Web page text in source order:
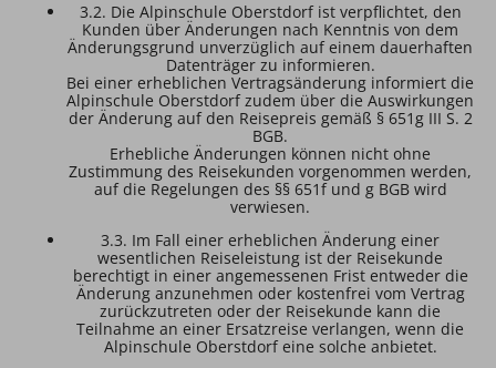
3.2. Die Alpinschule Oberstdorf ist verpflichtet, den
Kunden über Änderungen nach Kenntnis von dem
Änderungsgrund unverzüglich auf einem dauerhaften
Datenträger zu informieren.
Bei einer erheblichen Vertragsänderung informiert die
Alpinschule Oberstdorf zudem über die Auswirkungen
der Änderung auf den Reisepreis gemäß § 651g III S. 2
BGB.
Erhebliche Änderungen können nicht ohne
Zustimmung des Reisekunden vorgenommen werden,
auf die Regelungen des §§ 651f und g BGB wird
verwiesen.
3.3. Im Fall einer erheblichen Änderung einer
wesentlichen Reiseleistung ist der Reisekunde
berechtigt in einer angemessenen Frist entweder die
Änderung anzunehmen oder kostenfrei vom Vertrag
zurückzutreten oder der Reisekunde kann die
Teilnahme an einer Ersatzreise verlangen, wenn die
Alpinschule Oberstdorf eine solche anbietet.